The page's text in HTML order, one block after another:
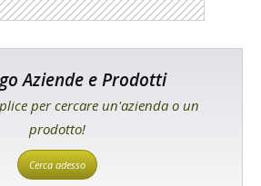
Aziende e Prodotti
per cercare un'azienda o un
prodotto!
Cerca adesso